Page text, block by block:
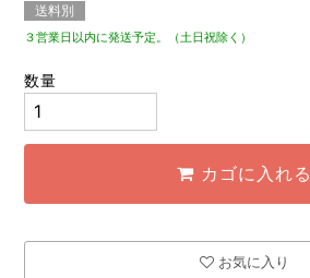
送料別
３営業日以内に発送予定。（土日祝除く）
数量
カゴに入れる
お気に入り